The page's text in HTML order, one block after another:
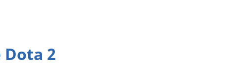
Dota 2